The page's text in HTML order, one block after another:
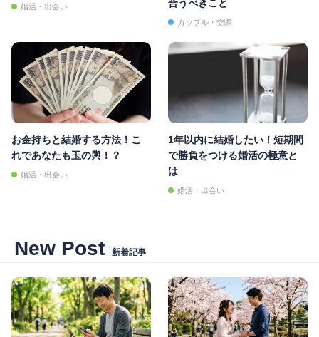
婚活・出会い 合うべきこと
カップル・交際
お金持ちと結婚する方法！こ
れであなたも玉の輿！？
婚活・出会い
1年以内に結婚したい！短期間
で勝負をつける婚活の極意と
は
婚活・出会い
New Post 新着記事